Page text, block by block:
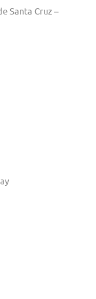
Santa Cruz –